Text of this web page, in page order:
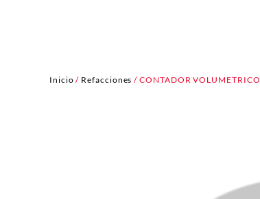
Inicio / Refacciones / CONTADOR VOLUMETRICO